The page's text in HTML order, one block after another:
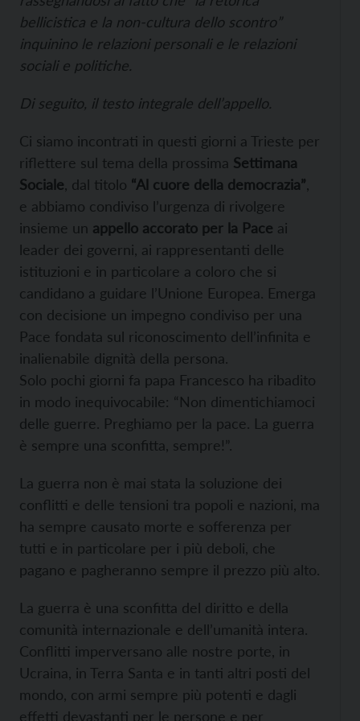
bellicistica e la non-cultura dello scontro”
inquinino le relazioni personali e le relazioni
sociali e politiche.
Di seguito, il testo integrale dell’appello.
Ci siamo incontrati in questi giorni a Trieste per
riflettere sul tema della prossima Settimana
Sociale , dal titolo “Al cuore della democrazia”
e abbiamo condiviso l’urgenza di rivolgere
insieme un appello accorato per la Pace ai
leader dei governi, ai rappresentanti delle
istituzioni e in particolare a coloro che si
candidano a guidare l’Unione Europea. Emerga
con decisione un impegno condiviso per una
Pace fondata sul riconoscimento dell’infinita e
inalienabile dignità della persona.
Solo pochi giorni fa papa Francesco ha ribadito
in modo inequivocabile: “Non dimentichiamoci
delle guerre. Preghiamo per la pace. La guerra
è sempre una sconfitta, sempre!”.
La guerra non è mai stata la soluzione dei
conflitti e delle tensioni tra popoli e nazioni, ma
ha sempre causato morte e sofferenza per
tutti e in particolare per i più deboli, che
pagano e pagheranno sempre il prezzo più alto.
La guerra è una sconfitta del diritto e della
comunità internazionale e dell’umanità intera.
Conflitti imperversano alle nostre porte, in
Ucraina, in Terra Santa e in tanti altri posti del
mondo, con armi sempre più potenti e dagli
effetti devastanti per le persone e per